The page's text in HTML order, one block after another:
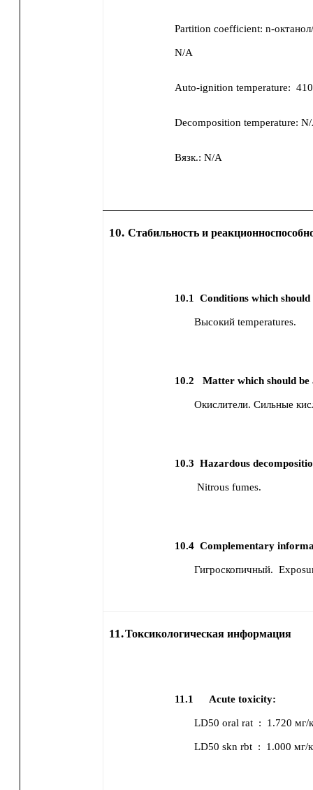
Partition coefficient: n-
N/A
Auto-ignition temperature:
Decomposition temperature:
Вязк.: N/A
10. Стабильность и
10.1 Conditions which should
Высокий temperatures.
10.2 Matter which should be
Окислители. Сильные
10.3 Hazardous
Nitrous fumes.
10.4 Complementary
Гигроскопичный.
11.Токсикологическая информация
11.1 Acute toxicity:
LD50 oral rat : 1.720 мг/
LD50 skn rbt : 1.000 мг/